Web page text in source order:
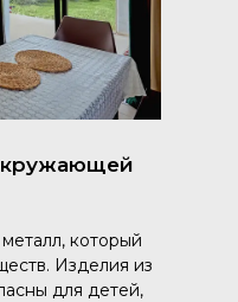
который
Изделия из
для детей,